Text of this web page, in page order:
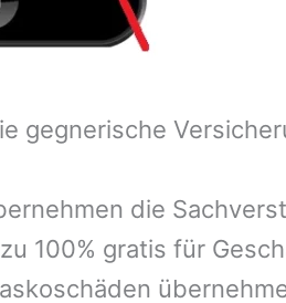
gegnerische
die
100% gratis für